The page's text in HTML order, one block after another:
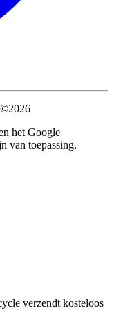
het Google
van toepassing.
verzendt kosteloos